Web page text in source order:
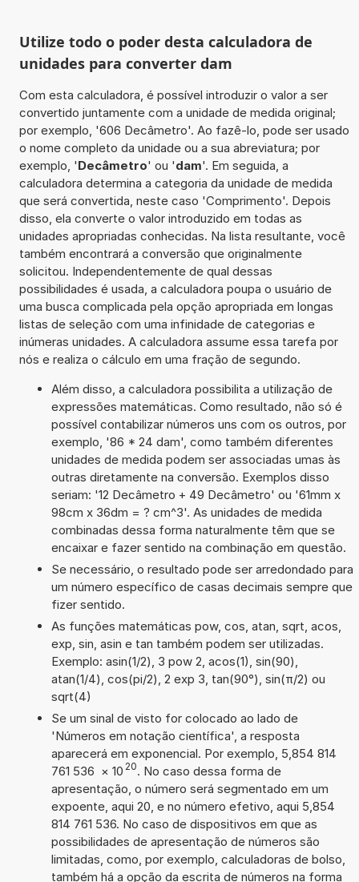
Utilize todo o poder desta calculadora de
unidades para converter dam
Com esta calculadora, é possível introduzir o valor a ser
convertido juntamente com a unidade de medida original;
por exemplo, '606 Decâmetro'. Ao fazê-lo, pode ser usado
o nome completo da unidade ou a sua abreviatura; por
exemplo, 'Decâmetro' ou 'dam'. Em seguida, a
calculadora determina a categoria da unidade de medida
que será convertida, neste caso 'Comprimento'. Depois
disso, ela converte o valor introduzido em todas as
unidades apropriadas conhecidas. Na lista resultante, você
também encontrará a conversão que originalmente
solicitou. Independentemente de qual dessas
possibilidades é usada, a calculadora poupa o usuário de
uma busca complicada pela opção apropriada em longas
listas de seleção com uma infinidade de categorias e
inúmeras unidades. A calculadora assume essa tarefa por
nós e realiza o cálculo em uma fração de segundo.
Além disso, a calculadora possibilita a utilização de
expressões matemáticas. Como resultado, não só é
possível contabilizar números uns com os outros, por
exemplo, '86 * 24 dam', como também diferentes
unidades de medida podem ser associadas umas às
outras diretamente na conversão. Exemplos disso
seriam: '12 Decâmetro + 49 Decâmetro' ou '61mm x
98cm x 36dm = ? cm^3'. As unidades de medida
combinadas dessa forma naturalmente têm que se
encaixar e fazer sentido na combinação em questão.
Se necessário, o resultado pode ser arredondado para
um número específico de casas decimais sempre que
fizer sentido.
As funções matemáticas pow, cos, atan, sqrt, acos,
exp, sin, asin e tan também podem ser utilizadas.
Exemplo: asin(1/2), 3 pow 2, acos(1), sin(90),
atan(1/4), cos(pi/2), 2 exp 3, tan(90°), sin(π/2) ou
sqrt(4)
Se um sinal de visto for colocado ao lado de
'Números em notação científica', a resposta
aparecerá em exponencial. Por exemplo, 5,854 814
761 536 × 10 20. No caso dessa forma de
apresentação, o número será segmentado em um
expoente, aqui 20, e no número efetivo, aqui 5,854
814 761 536. No caso de dispositivos em que as
possibilidades de apresentação de números são
limitadas, como, por exemplo, calculadoras de bolso,
também há a opção da escrita de números na forma